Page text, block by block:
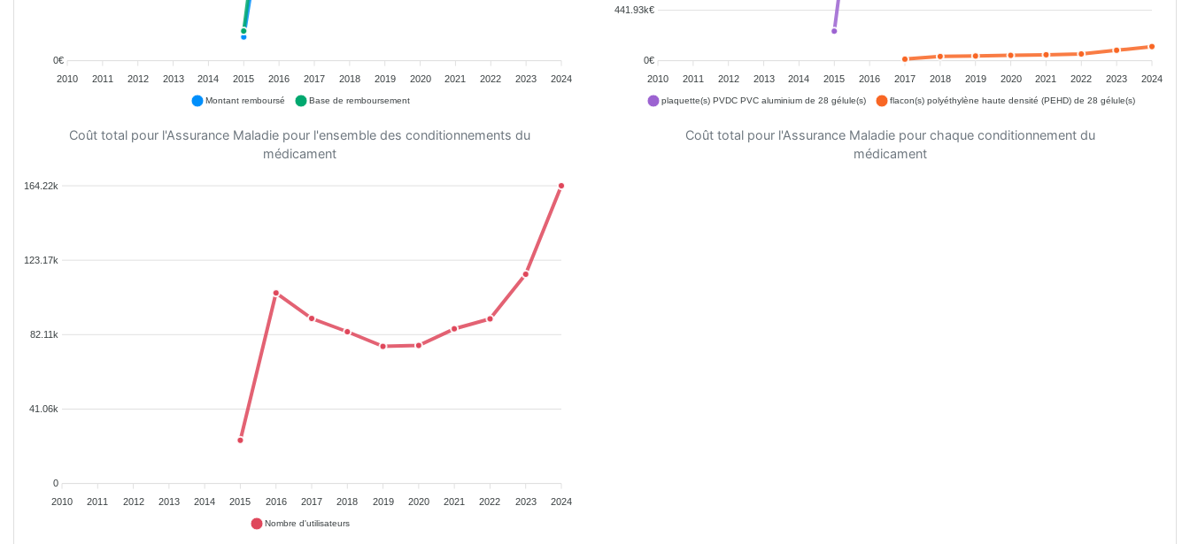
0€
2010
2011 2012 2013 2014 2015 2016 2017 2018 2019 2020 2021 2022 2023 2024
Montant remboursé Base de remboursement
Coût total pour l'Assurance Maladie pour l'ensemble des conditionnements du
médicament
441.93k€
0€
2010
2011 2012 2013 2014 2015 2016 2017 2018 2019 2020 2021 2022 2023 2024
plaquette(s) PVDC PVC aluminium de 28 gélule(s) flacon(s) polyéthylène haute densité (PEHD) de 28 gélule(s)
Coût total pour l'Assurance Maladie pour chaque conditionnement du
médicament
164.22k
123.17k
82.11k
41.06k
0
2010
2011 2012 2013 2014 2015 2016 2017 2018 2019 2020 2021 2022 2023 2024
Nombre d'utilisateurs